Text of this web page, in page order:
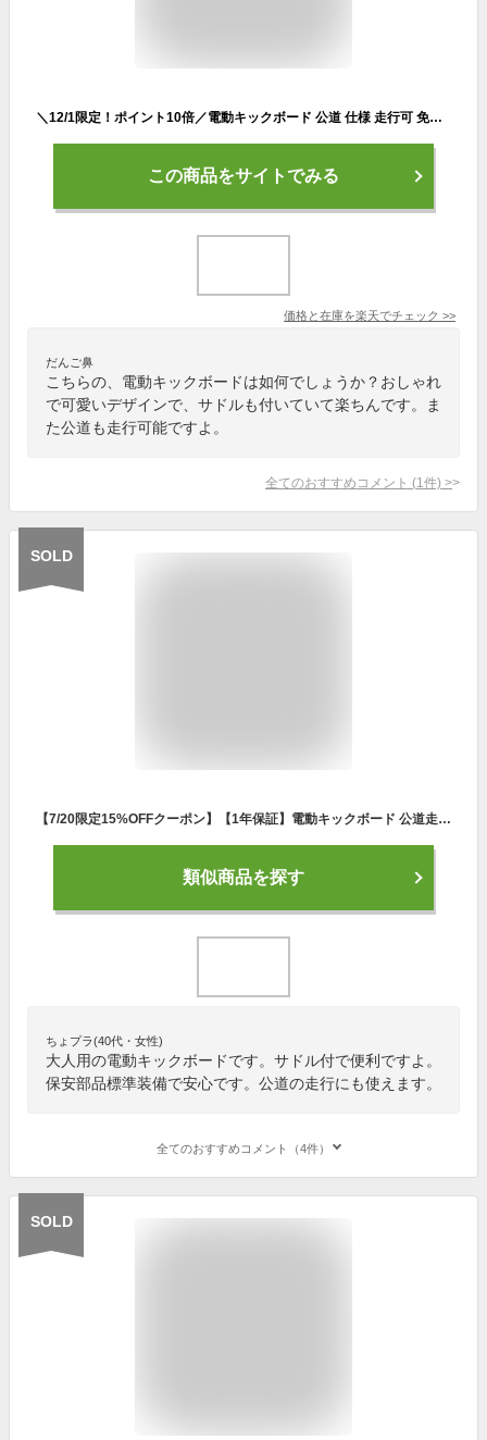
＼12/1限定！ポイント10倍／電動キックボード 公道 仕様 走行可 免許 保安部品標準装備 サドル付き 立ち乗り 折りたたみ 最高速度25km/h 航続距離35km 防水 超大型 od615
この商品をサイトでみる
価格と在庫を楽天でチェック >>
だんご鼻
こちらの、電動キックボードは如何でしょうか？おしゃれ
で可愛いデザインで、サドルも付いていて楽ちんです。ま
た公道も走行可能ですよ。
全てのおすすめコメント (1 件) >
SOLD
【7/20限定15%OFFクーポン】【1年保証】電動キックボード 公道走行可能 公道 仕様 大人用 サドル つけ外し 座席 椅子付き 免許 保安部品標準装備 スクーター 立ち乗り式 二輪車 8インチ タイヤ アシストバイク 折りたたみ 安全 通勤 通学 コンビニ お出かけ od530
類似商品を探す
ちょプラ(40代・女性)
大人用の電動キックボードです。サドル付で便利ですよ。
保安部品標準装備で安心です。公道の走行にも使えます。
全てのおすすめコメント（4件）
SOLD